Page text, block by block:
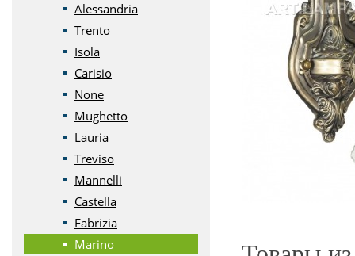
Alessandria
Trento
Isola
Carisio
None
Mughetto
Lauria
Treviso
Mannelli
Castella
Fabrizia
Marino